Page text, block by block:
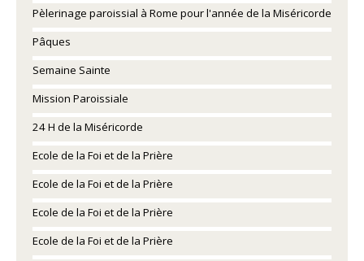
Pèlerinage paroissial à Rome pour l'année de la Miséricorde
Pâques
Semaine Sainte
Mission Paroissiale
24 H de la Miséricorde
Ecole de la Foi et de la Prière
Ecole de la Foi et de la Prière
Ecole de la Foi et de la Prière
Ecole de la Foi et de la Prière